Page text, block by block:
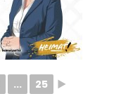
... 25 ►